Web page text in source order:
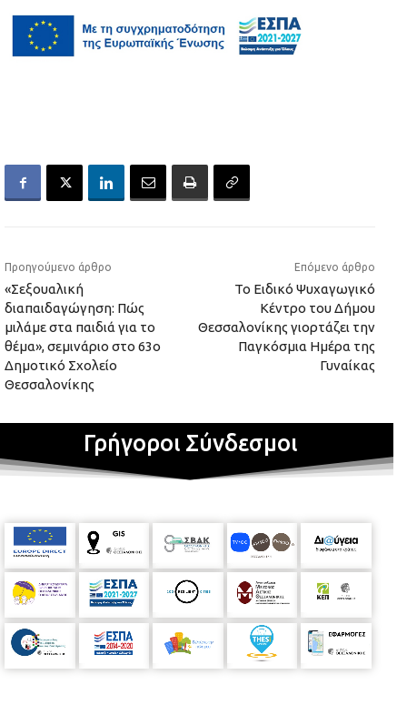
Προηγούμενο άρθρο
«Σεξουαλική
διαπαιδαγώγηση: Πώς
μιλάμε στα παιδιά για το
θέμα», σεμινάριο στο 63ο
Δημοτικό Σχολείο
Θεσσαλονίκης
Επόμενο άρθρο
Το Ειδικό Ψυχαγωγικό
Κέντρο του Δήμου
Θεσσαλονίκης γιορτάζει την
Παγκόσμια Ημέρα της
Γυναίκας
Γρήγοροι Σύνδεσμοι